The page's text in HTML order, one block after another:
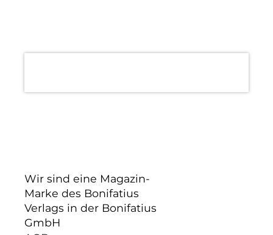
Wir sind eine Magazin-
Marke des Bonifatius
Verlags in der Bonifatius
GmbH